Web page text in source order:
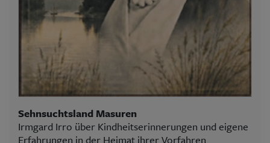
Sehnsuchtsland Masuren
Irmgard Irro über Kindheitserinnerungen und eigene
Erfahrungen in der Heimat ihrer Vorfahren